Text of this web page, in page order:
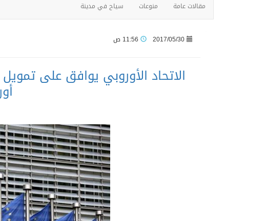
مقالات عامة منوعات سياح في مدينة
2017/05/30
الاتحاد الأوروبي يوافق على